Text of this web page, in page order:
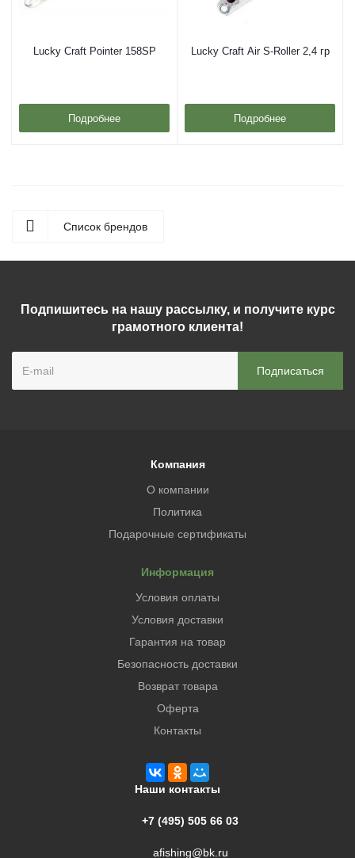
Lucky Craft Pointer 158SP
Подробнее
Lucky Craft Air S-Roller 2,4 гр
Подробнее
Список брендов
Подпишитесь на нашу рассылку, и получите курс
грамотного клиента!
Компания
О компании
Политика
Подарочные сертификаты
Информация
Условия оплаты
Условия доставки
Гарантия на товар
Безопасность доставки
Возврат товара
Оферта
Контакты
Наши контакты
+7 (495) 505 66 03
afishing@bk.ru